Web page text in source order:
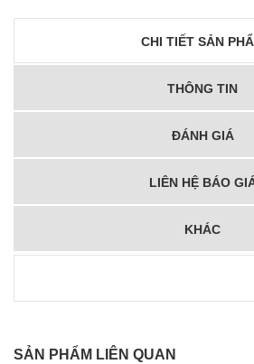
CHI TIẾT SẢN
THÔNG TIN
ĐÁNH GIÁ
LIÊN HỆ BÁO
KHÁC
SẢN PHẨM LIÊN QUAN